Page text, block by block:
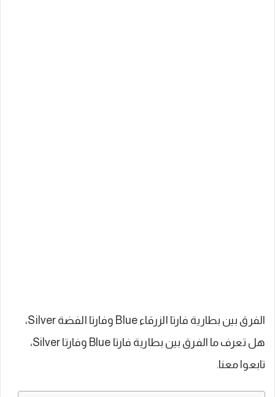
الفرق بين بطارية فارتا الزرقاء Blue وفارتا الفضة Silver،
هل تعرف ما الفرق بين بطارية فارتا Blue وفارتا Silver،
تابعوا معنا.